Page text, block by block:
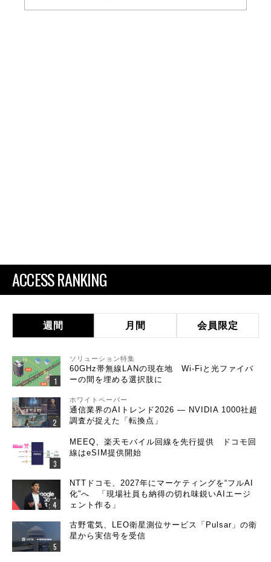
ACCESS RANKING
週間 月間 会員限定
ソリューション特集
60GHz帯無線LANの現在地 Wi-Fiと光ファイバ
ーの間を埋める選択肢に
ホワイトペーパー
通信業界のAIトレンド2026 ― NVIDIA 1000社超
調査が捉えた「転換点」
MEEQ、楽天モバイル回線を先行提供 ドコモ回
線はeSIM提供開始
NTTドコモ、2027年にマーケティングを“フルAI
化”へ 「現場社員も納得の切れ味鋭いAIエージ
ェント作る」
古野電気、LEO衛星測位サービス「Pulsar」の衛
星から実信号を受信